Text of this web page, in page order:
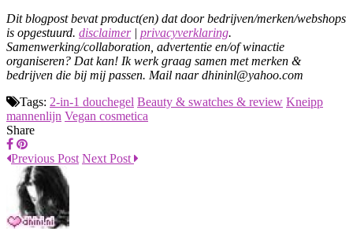
Dit blogpost bevat product(en) dat door bedrijven/merken/webshops
is opgestuurd. disclaimer| privacyverklaring.
Samenwerking/collaboration, advertentie en/of winactie
organiseren? Dat kan! Ik werk graag samen met merken &
bedrijven die bij mij passen. Mail naar dhininl@yahoo.com
Tags: 2-in-1 douchegel Beauty & swatches & review Kneipp
mannenlijn Vegan cosmetica
Share
Previous Post Next Post